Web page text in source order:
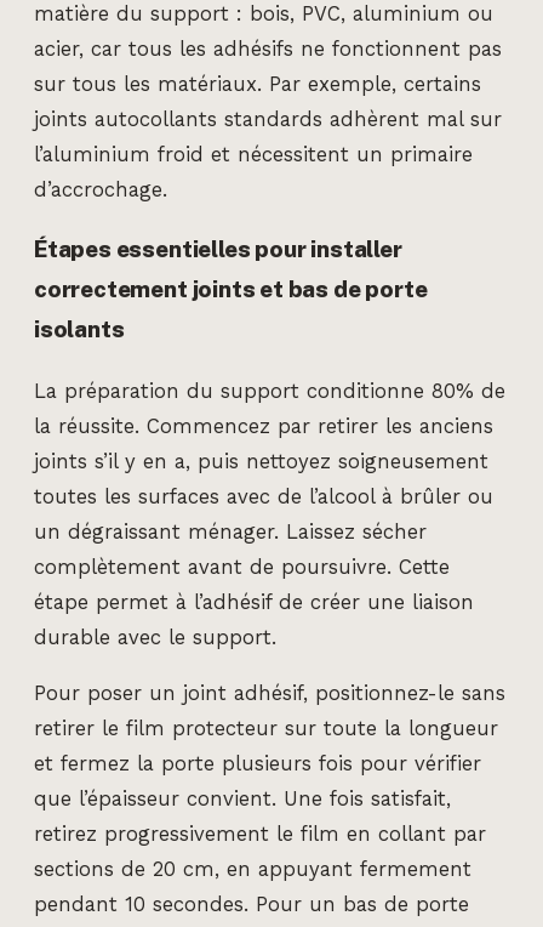
matière du support : bois, PVC, aluminium ou
acier, car tous les adhésifs ne fonctionnent pas
sur tous les matériaux. Par exemple, certains
joints autocollants standards adhèrent mal sur
l’aluminium froid et nécessitent un primaire
d’accrochage.
Étapes essentielles pour installer
correctement joints et bas de porte
isolants
La préparation du support conditionne 80% de
la réussite. Commencez par retirer les anciens
joints s’il y en a, puis nettoyez soigneusement
toutes les surfaces avec de l’alcool à brûler ou
un dégraissant ménager. Laissez sécher
complètement avant de poursuivre. Cette
étape permet à l’adhésif de créer une liaison
durable avec le support.
Pour poser un joint adhésif, positionnez-le sans
retirer le film protecteur sur toute la longueur
et fermez la porte plusieurs fois pour vérifier
que l’épaisseur convient. Une fois satisfait,
retirez progressivement le film en collant par
sections de 20 cm, en appuyant fermement
pendant 10 secondes. Pour un bas de porte